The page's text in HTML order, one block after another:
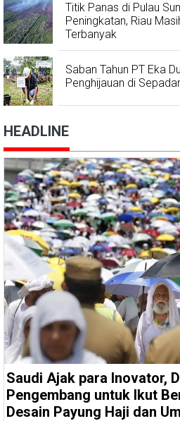
Titik Panas di Pulau
Peningkatan, Riau
Terbanyak
Saban Tahun PT Eka
Penghijauan di
HEADLINE
Saudi Ajak para Inovator,
Pengembang untuk Ikut
Desain Payung Haji dan